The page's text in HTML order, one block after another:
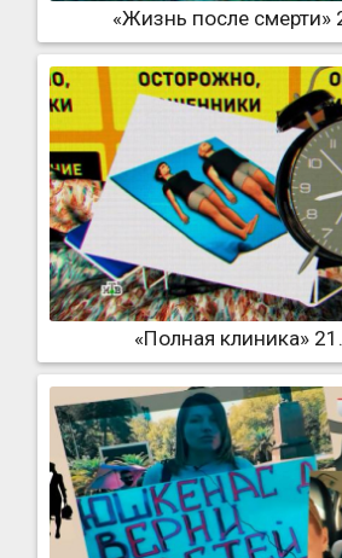
«Жизнь после смерти»
«Полная клиника»